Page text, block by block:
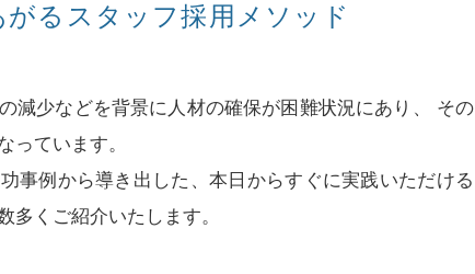
がるスタッフ採用メソッド
減少などを背景に人材の確保が困難状況にあり、 その
っています。
事例から導き出した、本日からすぐに実践いただける
多くご紹介いたします。